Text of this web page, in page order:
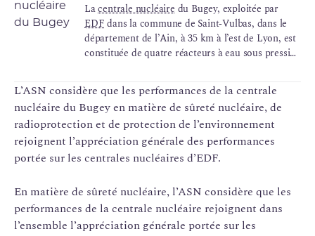
Lacentrale nucléaire du Bugey, exploitée par
EDFdans la commune de Saint‑Vulbas, dans le
département de l’Ain, à 35 km à l’est de Lyon, est
constituée de quatre réacteurs à eau sous pression
service en 1978 et 1979. Les réacteurs 2 et
3 constituent l’INB 78, les réacteurs 4 et
5 constituent l’INB 89.
L’ASN considère que les performances de la centrale
nucléaire du Bugey en matière de sûreté nucléaire, de
radioprotection et de protection de l’environnement
rejoignent l’appréciation générale des performances
portée sur les centrales nucléaires d’EDF.
En matière de sûreté nucléaire, l’ASN considère que les
performances de la centrale nucléaire rejoignent dans
l’ensemble l’appréciation générale portée sur les